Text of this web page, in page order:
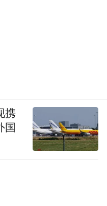
携
国